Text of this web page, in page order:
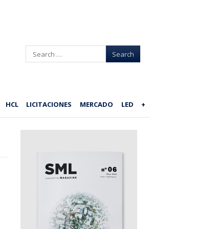
Search
HCL LICITACIONES MERCADO LED +